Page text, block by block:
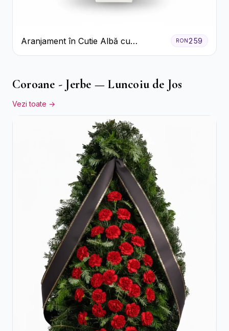
Aranjament în Cutie Albă cu
Trandafiri Roșii și Lisianthus
RON 259
Coroane - Jerbe — Luncoiu de Jos
Vezi toate →